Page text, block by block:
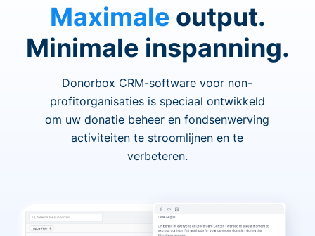
Maximale output.
Minimale inspanning.
Donorbox CRM-software voor non-
profitorganisaties is speciaal ontwikkeld
om uw donatie beheer en fondsenwerving
activiteiten te stroomlijnen en te
verbeteren.